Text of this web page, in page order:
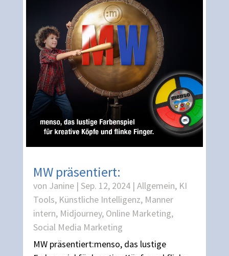
MW präsentiert:
von Janine| Sep. 12, 2024| Allgemein, KI
Tools, Künstliche Intelligenz, Manner
intern, Midjourney, Online Marketing,
Social Media Marketing
MW präsentiert:menso, das lustige